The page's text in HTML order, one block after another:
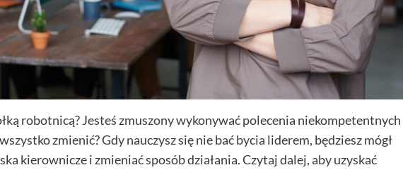
robotnicą? Jesteś zmuszony wykonywać polecenia niekompetentnych
zmienić? Gdy nauczysz się nie bać bycia liderem, będziesz mógł
kierownicze i zmieniać sposób działania. Czytaj dalej, aby uzyskać